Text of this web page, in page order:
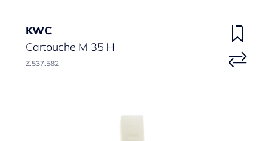
KWC
Cartouche M 35 H
Z.537.582